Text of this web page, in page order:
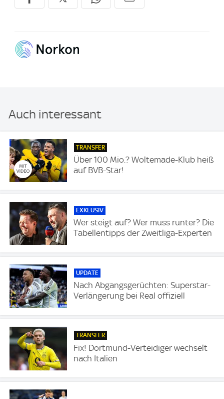
Auch interessant
TRANSFER
Über 100 Mio.? Woltemade-Klub heiß
auf BVB-Star!
EXKLUSIV
Wer steigt auf? Wer muss runter? Die
Tabellentipps der Zweitliga-Experten
UPDATE
Nach Abgangsgerüchten: Superstar-
Verlängerung bei Real offiziell
TRANSFER
Fix! Dortmund-Verteidiger wechselt
nach Italien